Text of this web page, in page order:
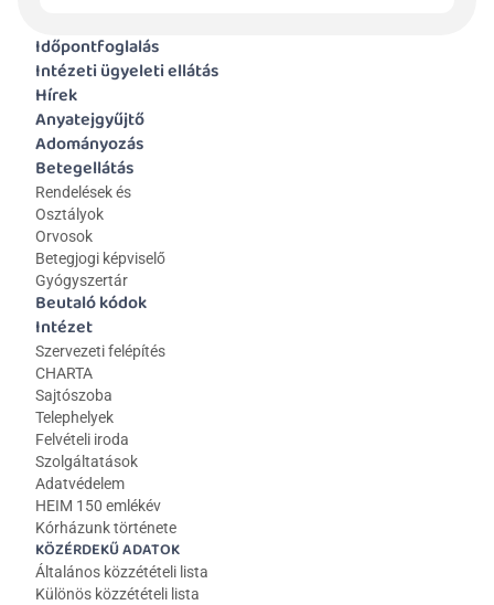
Időpontfoglalás
Intézeti ügyeleti ellátás
Hírek
Anyatejgyűjtő
Adományozás
Betegellátás
Rendelések és
Osztályok
Orvosok
Betegjogi képviselő
Gyógyszertár
Beutaló kódok
Intézet
Szervezeti felépítés
CHARTA
Sajtószoba
Telephelyek
Felvételi iroda
Szolgáltatások
Adatvédelem
HEIM 150 emlékév
Kórházunk története
KÖZÉRDEKŰ ADATOK
Általános közzétételi lista
Különös közzétételi lista